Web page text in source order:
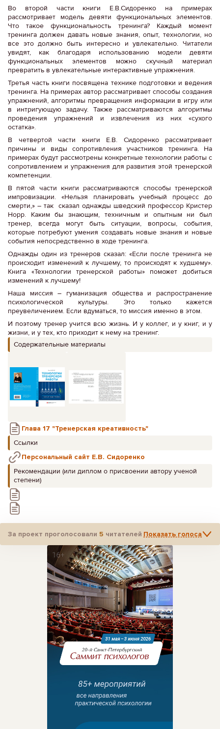
Во второй части книги Е.В.Сидоренко на примерах
рассмотривает модель девяти функциональных элементов.
Что такое функциональность тренинга? Каждый момент
тренинга должен давать новые знания, опыт, технологии, но
все это должно быть интересно и увлекательно. Читатели
увидят, как благодаря использованию модели девяти
функциональных элементов можно скучный материал
превратить в увлекательные интерактивные упражнения.
Третья часть книги посвящена технике подготовки и ведения
тренинга. На примерах автор рассматривает способы создания
упражнений, алгоритмы превращения информации в игру или
в интригующую задачу. Также рассматриваются алгоритмы
проведения упражнений и извлечения из них «сухого
остатка».
В четвертой части книги Е.В. Сидоренко рассматривает
причины и виды сопротивления участников тренинга. На
примерах будут рассмотрены конкретные технологии работы с
сопротивлением и упражнения для развития этой тренерской
компетенции.
В пятой части книги рассматриваются способы тренерской
импровизации. «Нельзя планировать учебный процесс до
смерти,» – так сказал однажды шведский профессор Кристер
Норр. Каким бы знающим, техничным и опытным ни был
тренер, всегда могут быть ситуации, вопросы, события,
которые потребуют умения создавать новые знания и новые
события непосредственно в ходе тренинга.
Однажды один из тренеров сказал: «Если после тренинга не
происходит изменений к лучшему, то происходят к худшему».
Книга «Технологии тренерской работы» поможет добиться
изменений к лучшему!
Наша миссия – гуманизация общества и распространение
психологической культуры. Это только кажется
преувеличением. Если вдуматься, то миссия именно в этом.
И поэтому тренер учится всю жизнь. И у коллег, и у книг, и у
жизни, и у тех, кто приходит к нему на тренинг.
Содержательные материалы
Глава 17 "Тренерская креативность"
Ссылки
Персональный сайт Е.В. Сидоренко
Рекомендации (или диплом о присвоении автору ученой
степени)
За проект проголосовали 5 читателей Показать голоса
Реклама